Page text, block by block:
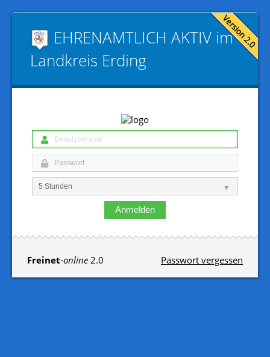
EHRENAMTLICH AKTIV im
Landkreis Erding
Anmelden
Passwort vergessen
Freinet-online 2.0